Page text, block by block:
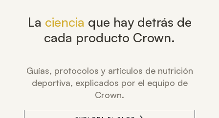
La ciencia que hay detrás de
cada producto Crown.
Guías, protocolos y artículos de nutrición
deportiva, explicados por el equipo de
Crown.